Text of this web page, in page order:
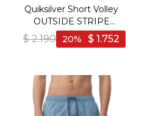
Quiksilver Short Volley
OUTSIDE STRIPE
Hombre - Multicolor -
Multicolor
$ 2.190 $ 1.752
20